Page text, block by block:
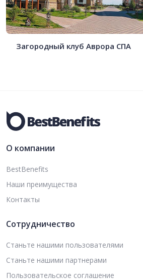
Загородный клуб Аврора СПА
О компании
BestBenefits
Наши преимущества
Контакты
Сотрудничество
Станьте нашими пользователями
Станьте нашими партнерами
Пользовательское соглашение